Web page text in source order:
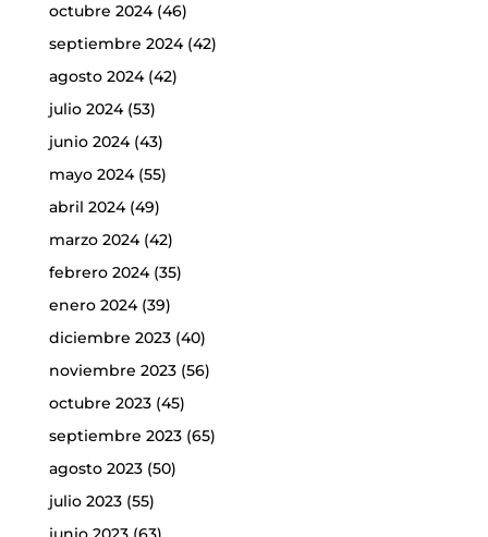
octubre 2024(46)
septiembre 2024(42)
agosto 2024(42)
julio 2024(53)
junio 2024(43)
mayo 2024(55)
abril 2024(49)
marzo 2024(42)
febrero 2024(35)
enero 2024(39)
diciembre 2023(40)
noviembre 2023(56)
octubre 2023(45)
septiembre 2023(65)
agosto 2023(50)
julio 2023(55)